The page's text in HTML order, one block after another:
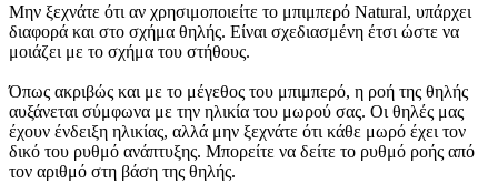
Μην ξεχνάτε ότι αν χρησιμοποιείτε το μπιμπερό Natural, υπάρχει
διαφορά και στο σχήμα θηλής. Είναι σχεδιασμένη έτσι ώστε να
μοιάζει με το σχήμα του στήθους.
Όπως ακριβώς και με το μέγεθος του μπιμπερό, η ροή της θηλής
αυξάνεται σύμφωνα με την ηλικία του μωρού σας. Οι θηλές μας
έχουν ένδειξη ηλικίας, αλλά μην ξεχνάτε ότι κάθε μωρό έχει τον
δικό του ρυθμό ανάπτυξης. Μπορείτε να δείτε το ρυθμό ροής από
τον αριθμό στη βάση της θηλής.